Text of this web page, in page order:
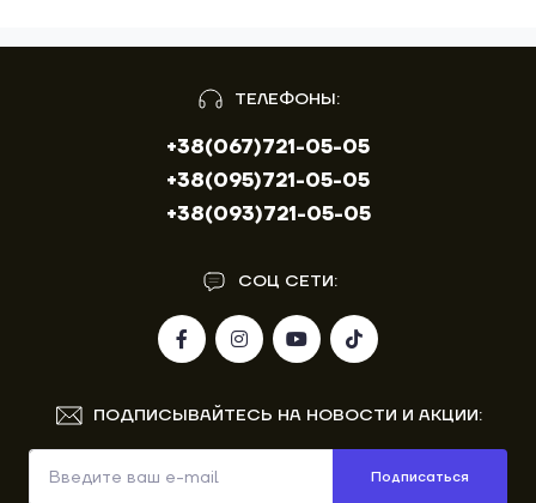
ТЕЛЕФОНЫ:
+38(067)721-05-05
+38(095)721-05-05
+38(093)721-05-05
СОЦ СЕТИ:
ПОДПИСЫВАЙТЕСЬ НА НОВОСТИ И АКЦИИ:
Подписаться